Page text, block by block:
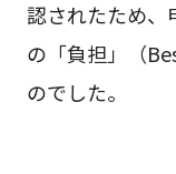
認されたため、
の「負担」（
のでした。